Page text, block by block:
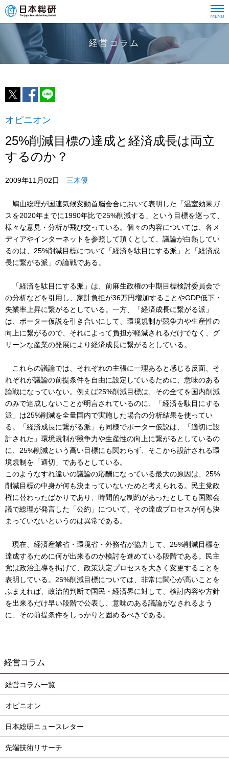
経営コラム
オピニオン
25%削減目標の達成と経済成長は両立
するのか？
2009年11月02日 三木優
鳩山総理が国連気候変動首脳会合において表明した「温室効果ガ
スを2020年までに1990年比で25%削減する」という目標を巡って、
様々な意見・分析が飛び交っている。個々の内容については、各メ
ディアやインターネットを参照して頂くとして、議論が白熱してい
るのは、25%削減目標について「経済を駄目にする派」と「経済成
長に繋がる派」の論戦である。
「経済を駄目にする派」は、前麻生政権の中期目標検討委員会で
の分析などを引用し、家計負担が36万円増加することやGDP低下・
失業率上昇に繋がるとしている。一方、「経済成長に繋がる派」
は、ポーター仮説を引き合いにして、環境規制が競争力や生産性の
向上に繋がるので、それによって負担が軽減されるだけでなく、グ
リーンな産業の発展により経済成長に繋がるとしている。
これらの議論では、それぞれの主張に一理あると感じる反面、そ
れぞれが議論の前提条件を自由に設定しているために、意味のある
論戦になっていない。例えば25%削減目標は、その全てを国内削減
のみで達成しないことが明言されているのに、「経済を駄目にする
派」は25%削減を全量国内で実施した場合の分析結果を使ってい
る。「経済成長に繋がる派」も同様でポーター仮説は、「適切に設
計された」環境規制が競争力や生産性の向上に繋がるとしているの
に、25%削減という高い目標にも関わらず、そこから設計される環
境規制を「適切」であるとしている。
このようなすれ違いの議論の応酬になっている最大の原因は、25%
削減目標の中身が何も決まっていないためと考えられる。民主党政
権に替わったばかりであり、時間的な制約があったとしても国際会
議で総理が発言した「公約」について、その達成プロセスが何も決
まっていないというのは異常である。
現在、経済産業省・環境省・外務省が協力して、25%削減目標を
達成するために何が出来るのか検討を進めている段階である。民主
党は政治主導を掲げて、政策決定プロセスを大きく変更することを
表明している。25%削減目標については、非常に関心が高いことを
ふまえれば、政治的判断で国民・経済界に対して、検討内容や方針
を出来るだけ早い段階で公表し、意味のある議論がなされるよう
に、その前提条件をしっかりと固めるべきである。
経営コラム
経営コラム一覧
オピニオン
日本総研ニュースレター
先端技術リサーチ